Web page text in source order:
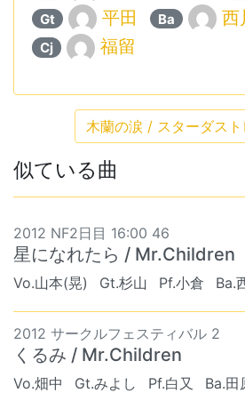
Gt 平田 Ba 西
Cj 福留
木蘭の涙 / スターダス
似ている曲
2012 NF2日目 16:00 46
星になれたら / Mr.Children
Vo.山本(晃) Gt.杉山 Pf.小倉 Ba.
2012 サークルフェスティバル 2
くるみ / Mr.Children
Vo.畑中 Gt.みよし Pf.白又 Ba.田